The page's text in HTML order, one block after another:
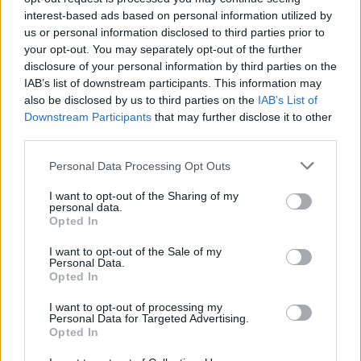
interest-based ads based on personal information utilized by
us or personal information disclosed to third parties prior to
your opt-out. You may separately opt-out of the further
disclosure of your personal information by third parties on the
IAB’s list of downstream participants. This information may
also be disclosed by us to third parties on the IAB’s List of
Downstream Participants that may further disclose it to other
Please note that this website/app uses one or more Google
not limited to your visit or usage behaviour. You may click to
grant or deny consent to Google and its third-party tags to
use your data for below specified purposes in below Google
consent section.
Personal Data Processing Opt Outs
I want to opt-out of the Sharing of my
personal data.
Opted In
I want to opt-out of the Sale of my
Personal Data.
Opted In
I want to opt-out of processing my
Personal Data for Targeted Advertising.
Opted In
A Mousson (Monszun) egy távoli, a szélsőséges
időjárási viszonyok és az iparosítás által feldúlt
ázsiai vidéken játszódik. A darab szereplői itt kísérlik
meg - sok humorral és kitartással felvértezve
magukat - az életben maradást. A színház, az ének, a
zene és a mozgás határait felrúgó, ezek elemeit
együttesen felhasználó darabban a
szolgáló tárgyak kerülnek színre és szólalnak meg.
A Mousson olyan költőien ábrázolt képekből
összeálló előadás, melyben a rendezés, a
koreográfia és a zeneszerzés az emberi hang, a
mozgás és a zaj legszervesebb egységét teremti
meg, tekintve, hogy a szereplők legkisebb
színpadon éppen jelenlévő tárgyból vagy tárgyak
együtteséből kicsalogatott hangra. A